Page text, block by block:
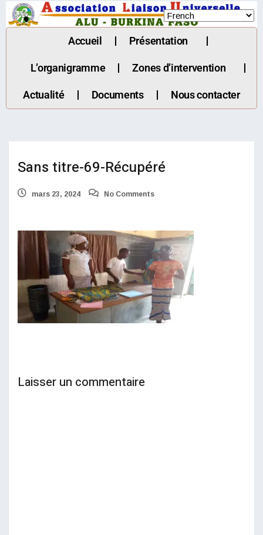
Accueil Présentation
L’organigramme Zones d’intervention
Actualité Documents Nous contacter
Sans titre-69-Récupéré
mars 23, 2024 No Comments
Laisser un commentaire